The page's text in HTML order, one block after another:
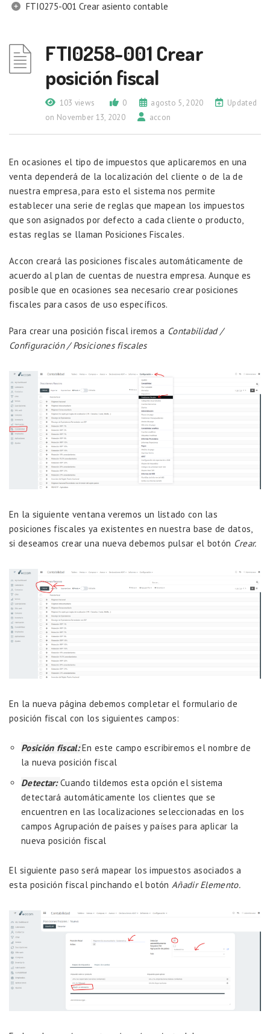
FTI0275-001 Crear asiento contable
FTI0258-001 Crear
posición fiscal
103 views 0 agosto 5, 2020
Updated
on November 13, 2020
accon
En ocasiones el tipo de impuestos que aplicaremos en una
venta dependerá de la localización del cliente o de la de
nuestra empresa, para esto el sistema nos permite
establecer una serie de reglas que mapean los impuestos
que son asignados por defecto a cada cliente o producto,
estas reglas se llaman Posiciones Fiscales.
Accon creará las posiciones fiscales automáticamente de
acuerdo al plan de cuentas de nuestra empresa. Aunque es
posible que en ocasiones sea necesario crear posiciones
fiscales para casos de uso específicos.
Para crear una posición fiscal iremos a Contabilidad /
Configuración / Posiciones fiscales
En la siguiente ventana veremos un listado con las
posiciones fiscales ya existentes en nuestra base de datos,
si deseamos crear una nueva debemos pulsar el botón Crear.
En la nueva página debemos completar el formulario de
posición fiscal con los siguientes campos:
Posición fiscal:En este campo escribiremos el nombre de
la nueva posición fiscal
Detectar:Cuando tildemos esta opción el sistema
detectará automáticamente los clientes que se
encuentren en las localizaciones seleccionadas en los
campos Agrupación de países y países para aplicar la
nueva posición fiscal
El siguiente paso será mapear los impuestos asociados a
esta posición fiscal pinchando el botón Añadir Elemento.